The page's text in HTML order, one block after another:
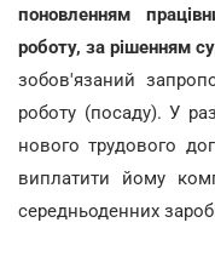
поновленням
роботу, за рішенням
зобов'язаний
роботу (посаду). У
нового трудового
виплатити йому
середньоденних